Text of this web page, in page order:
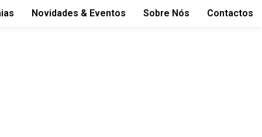
Novidades & Eventos Sobre Nós Contactos